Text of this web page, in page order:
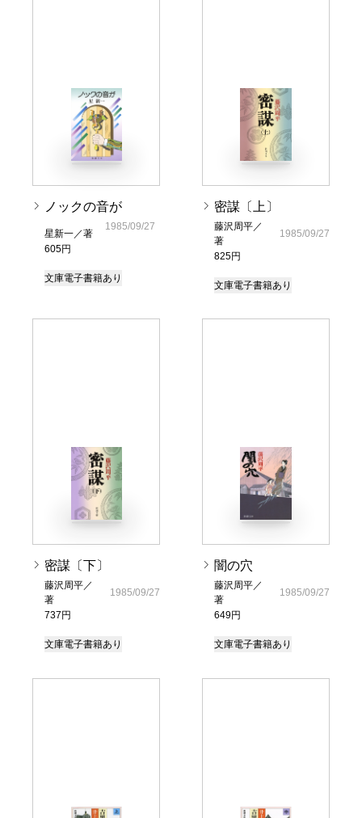
ノックの音が
星新一／著
605円
1985/09/27
文庫電子書籍あり
密謀〔上〕
藤沢周平／
著
825円
1985/09/27
文庫電子書籍あり
密謀〔下〕
藤沢周平／
著
737円
1985/09/27
文庫電子書籍あり
闇の穴
藤沢周平／
著
649円
1985/09/27
文庫電子書籍あり